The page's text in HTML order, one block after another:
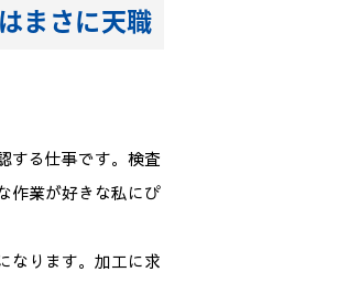
まさに天職
する仕事です。検査
作業が好きな私にぴ
なります。加工に求